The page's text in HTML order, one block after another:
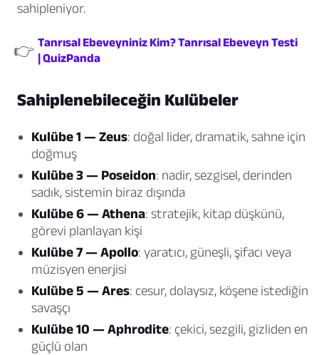
sahipleniyor.
👉 Tanrısal Ebeveyniniz Kim? Tanrısal Ebeveyn Testi
| QuizPanda
Sahiplenebileceğin Kulübeler
Kulübe 1 — Zeus: doğal lider, dramatik, sahne için
doğmuş
Kulübe 3 — Poseidon: nadir, sezgisel, derinden
sadık, sistemin biraz dışında
Kulübe 6 — Athena: stratejik, kitap düşkünü,
görevi planlayan kişi
Kulübe 7 — Apollo: yaratıcı, güneşli, şifacı veya
müzisyen enerjisi
Kulübe 5 — Ares: cesur, dolaysız, köşene istediğin
savaşçı
Kulübe 10 — Aphrodite: çekici, sezgili, gizliden en
güçlü olan